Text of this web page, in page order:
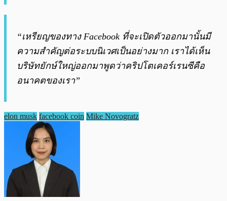
“เหรียญของทาง Facebook ที่จะเปิดตัวออกมานั้นมี
ความสำคัญต่อระบบนิเวศเป็นอย่างมาก เราได้เห็น
บริษัทยักษ์ใหญ่ออกมาพูดว่าคริปโตเคอร์เรนซีคือ
อนาคตของเรา”
elon musk facebook coin Mike Novogratz